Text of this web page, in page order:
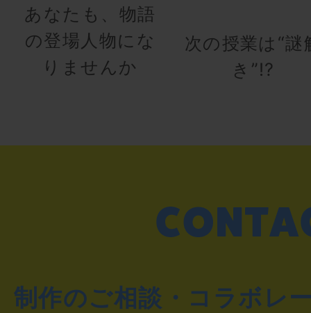
あなたも、物語
の登場人物にな
りませんか
次の授業は“謎
き”!?
制作のご相談・コラボレ